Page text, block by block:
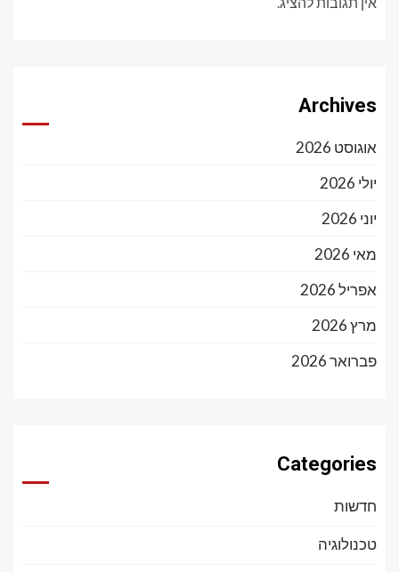
Archives
אוגוסט 2026
יולי 2026
יוני 2026
מאי 2026
אפריל 2026
מרץ 2026
פברואר 2026
Categories
חדשות
טכנולוגיה